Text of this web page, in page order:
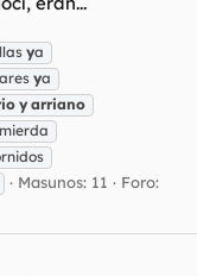
ya
ya
y arriano
mierda
Masunos: 11
Foro: